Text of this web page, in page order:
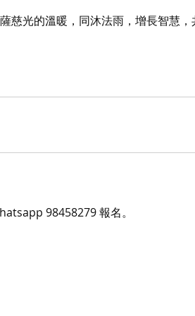
光的溫暖，同沐法雨，增長智慧，
98458279 報名。